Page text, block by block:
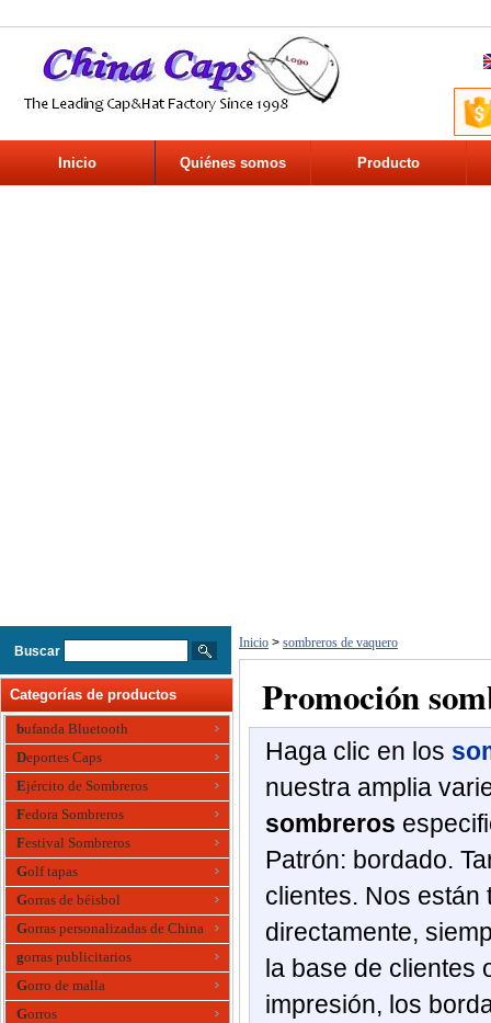
Inicio Quiénes somos Producto
Buscar
Categorías de productos
bufanda Bluetooth
Deportes Caps
Ejército de Sombreros
Fedora Sombreros
Festival Sombreros
Golf tapas
Gorras de béisbol
Gorras personalizadas de China
gorras publicitarios
Gorro de malla
Gorros
Inicio > sombreros de vaquero
Promoción
Haga clic en los
nuestra amplia
sombreros
Patrón: bordado.
clientes. Nos están
directamente,
la base de clientes
impresión, los